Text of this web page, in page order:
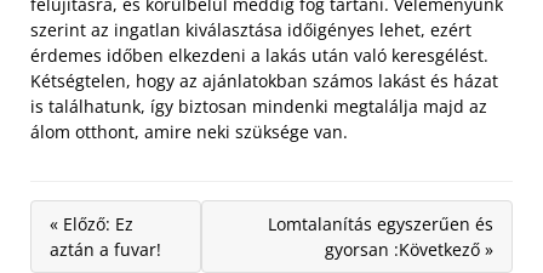
szerint az ingatlan kiválasztása időigényes lehet, ezért
érdemes időben elkezdeni a lakás után való keresgélést.
Kétségtelen, hogy az ajánlatokban számos lakást és házat
is találhatunk, így biztosan mindenki megtalálja majd az
álom otthont, amire neki szüksége van.
« Előző: Ez
aztán a fuvar!
Lomtalanítás egyszerűen és
gyorsan :Következő »